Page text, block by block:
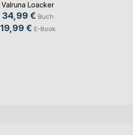
Valruna Loacker
34,99 € Buch
19,99 € E-Book